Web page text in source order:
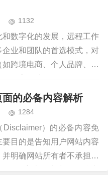
1132
和数字化的发展，远程工作
企业和团队的首选模式，对
如跨境电商、个人品牌、内
如何高效地管理远程团队、
程，成为决定项目成败的关
的必备内容解析
1284
Disclaimer）的必备内容免
要目的是告知用户网站内容
并明确网站所有者不承担某